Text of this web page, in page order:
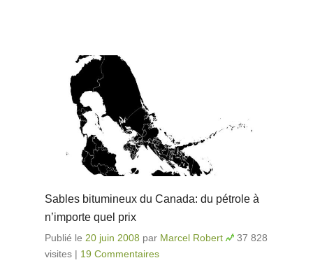
Sables bitumineux du Canada: du pétrole à
n’importe quel prix
Publié le 20 juin 2008 par Marcel Robert
37 828
visites | 19 Commentaires